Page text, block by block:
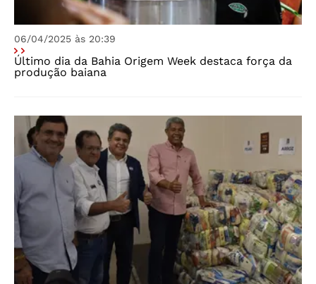
06/04/2025 às 20:39
Último dia da Bahia Origem Week destaca força da
produção baiana